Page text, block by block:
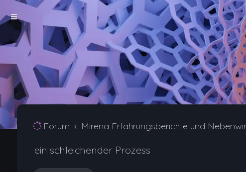
Forum Mirena Erfahrungsberichte und
ein schleichender Prozess